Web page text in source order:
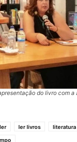
do livro com a
ler ler livros
literatura